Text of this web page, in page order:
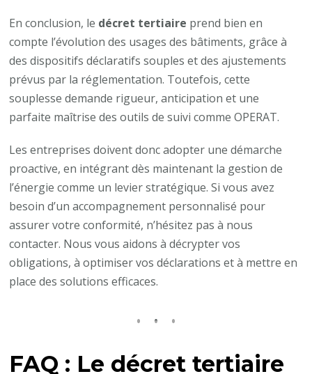
En conclusion, le décret tertiaire prend bien en
compte l’évolution des usages des bâtiments, grâce à
des dispositifs déclaratifs souples et des ajustements
prévus par la réglementation. Toutefois, cette
souplesse demande rigueur, anticipation et une
parfaite maîtrise des outils de suivi comme OPERAT.
Les entreprises doivent donc adopter une démarche
proactive, en intégrant dès maintenant la gestion de
l’énergie comme un levier stratégique. Si vous avez
besoin d’un accompagnement personnalisé pour
assurer votre conformité, n’hésitez pas à nous
contacter. Nous vous aidons à décrypter vos
obligations, à optimiser vos déclarations et à mettre en
place des solutions efficaces.
FAQ : Le décret tertiaire